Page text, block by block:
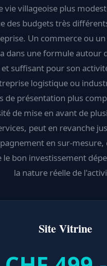
vie villageoise plus
des budgets très
Un commerce ou
dans une formule autour
et suffisant pour son
logistique ou
de présentation plus
de mise en avant de
peut en revanche
en sur-mesure,
le bon investissement
la nature réelle de
Site Vitrine